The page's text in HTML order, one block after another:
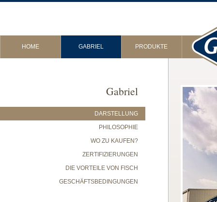
HOME GABRIEL PRODUKTE
Gabriel
DARSTELLUNG
PHILOSOPHIE
WO ZU KAUFEN?
ZERTIFIZIERUNGEN
DIE VORTEILE VON FISCH
GESCHÄFTSBEDINGUNGEN